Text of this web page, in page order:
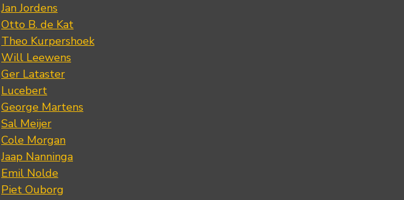
Jan Jordens
Otto B. de Kat
Theo Kurpershoek
Will Leewens
Ger Lataster
Lucebert
George Martens
Sal Meijer
Cole Morgan
Jaap Nanninga
Emil Nolde
Piet Ouborg